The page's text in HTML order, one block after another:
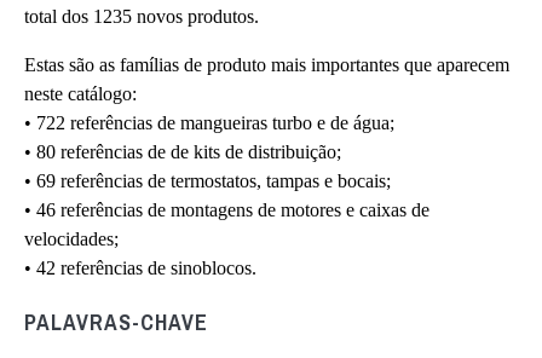
total dos 1235 novos produtos.
Estas são as famílias de produto mais importantes que aparecem
neste catálogo:
• 722 referências de mangueiras turbo e de água;
• 80 referências de de kits de distribuição;
• 69 referências de termostatos, tampas e bocais;
• 46 referências de montagens de motores e caixas de
velocidades;
• 42 referências de sinoblocos.
PALAVRAS-CHAVE